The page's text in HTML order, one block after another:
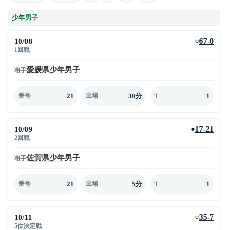
少年男子
10/08
1回戦
○67-0
相手愛媛県少年男子
番号 21 出場 30分 T 1
10/09
2回戦
●17-21
相手佐賀県少年男子
番号 21 出場 5分 T 1
10/11
5位決定戦
○35-7